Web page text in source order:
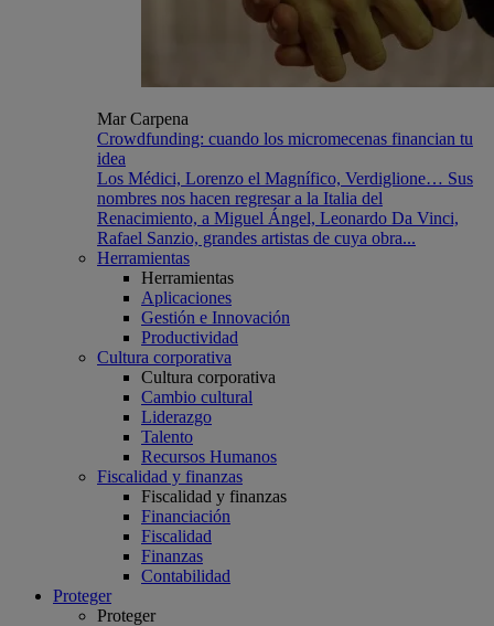
Mar Carpena
Crowdfunding: cuando los micromecenas financian tu
idea
Los Médici, Lorenzo el Magnífico, Verdiglione… Sus
nombres nos hacen regresar a la Italia del
Renacimiento, a Miguel Ángel, Leonardo Da Vinci,
Rafael Sanzio, grandes artistas de cuya obra...
Herramientas
Herramientas
Aplicaciones
Gestión e Innovación
Productividad
Cultura corporativa
Cultura corporativa
Cambio cultural
Liderazgo
Talento
Recursos Humanos
Fiscalidad y finanzas
Fiscalidad y finanzas
Financiación
Fiscalidad
Finanzas
Contabilidad
Proteger
Proteger